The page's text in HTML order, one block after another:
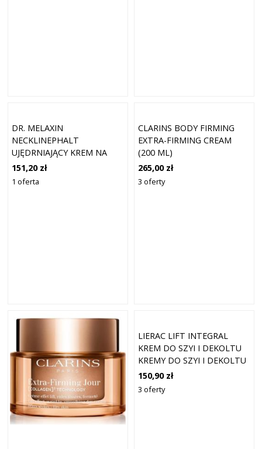
DR. MELAXIN
NECKLINEPHALT
UJĘDRNIAJĄCY KREM NA
SZYJĘ KREMY DO SZYI I
DEKOLTU 20 ML
151,20 zł
1 oferta
CLARINS BODY FIRMING
EXTRA-FIRMING CREAM
(200 ML)
265,00 zł
3 oferty
LIERAC LIFT INTEGRAL
KREM DO SZYI I DEKOLTU
KREMY DO SZYI I DEKOLTU
50 ML
150,90 zł
3 oferty